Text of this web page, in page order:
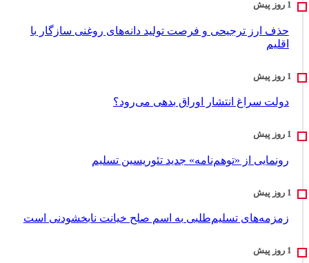
حذف ارز ترجیحی و فرصت تولید دانه‌های روغنی سازگار با
اقلیم
دولت سراغ انتشار اوراق بدهی می‌رود؟
رونمایی از «توهم‌نامه» جدید تئور‌یسین تسلیم
زمزمه‌های تسلیم‌طلبی به اسم صلح خیانت نابخشودنی است